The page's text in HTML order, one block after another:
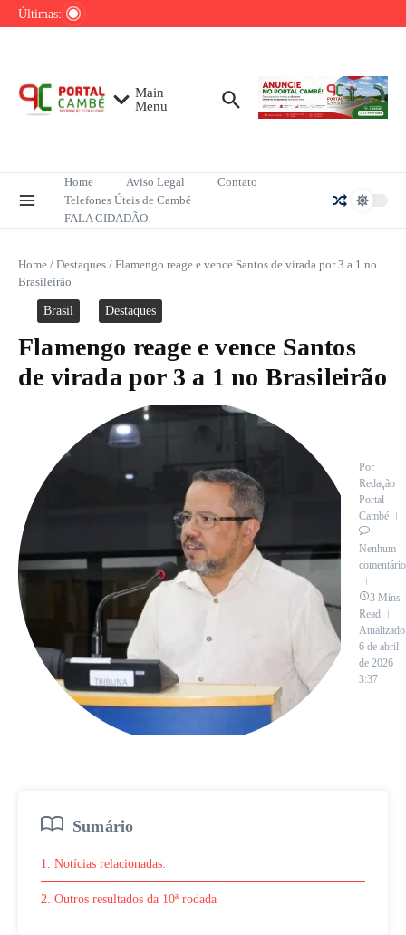
Ir para o conteúdo
Últimas:
Mega-Sena sorteia R$ 165 milhões neste
sobre redução do desmatamento na Amazônia
Main
Menu
Home Aviso Legal
Contato
Telefones Úteis de Cambé
FALA CIDADÃO
Home / Destaques / Flamengo reage e vence Santos de virada por 3 a 1 no
Brasileirão
Brasil Destaques
Flamengo reage e vence Santos
de virada por 3 a 1 no Brasileirão
Por
Redação
Portal
Cambé
Nenhum
comentário
3 Mins
Read
6 de abril
de 2026
3:37
Sumário
1. Notícias relacionadas:
2. Outros resultados da 10ª rodada